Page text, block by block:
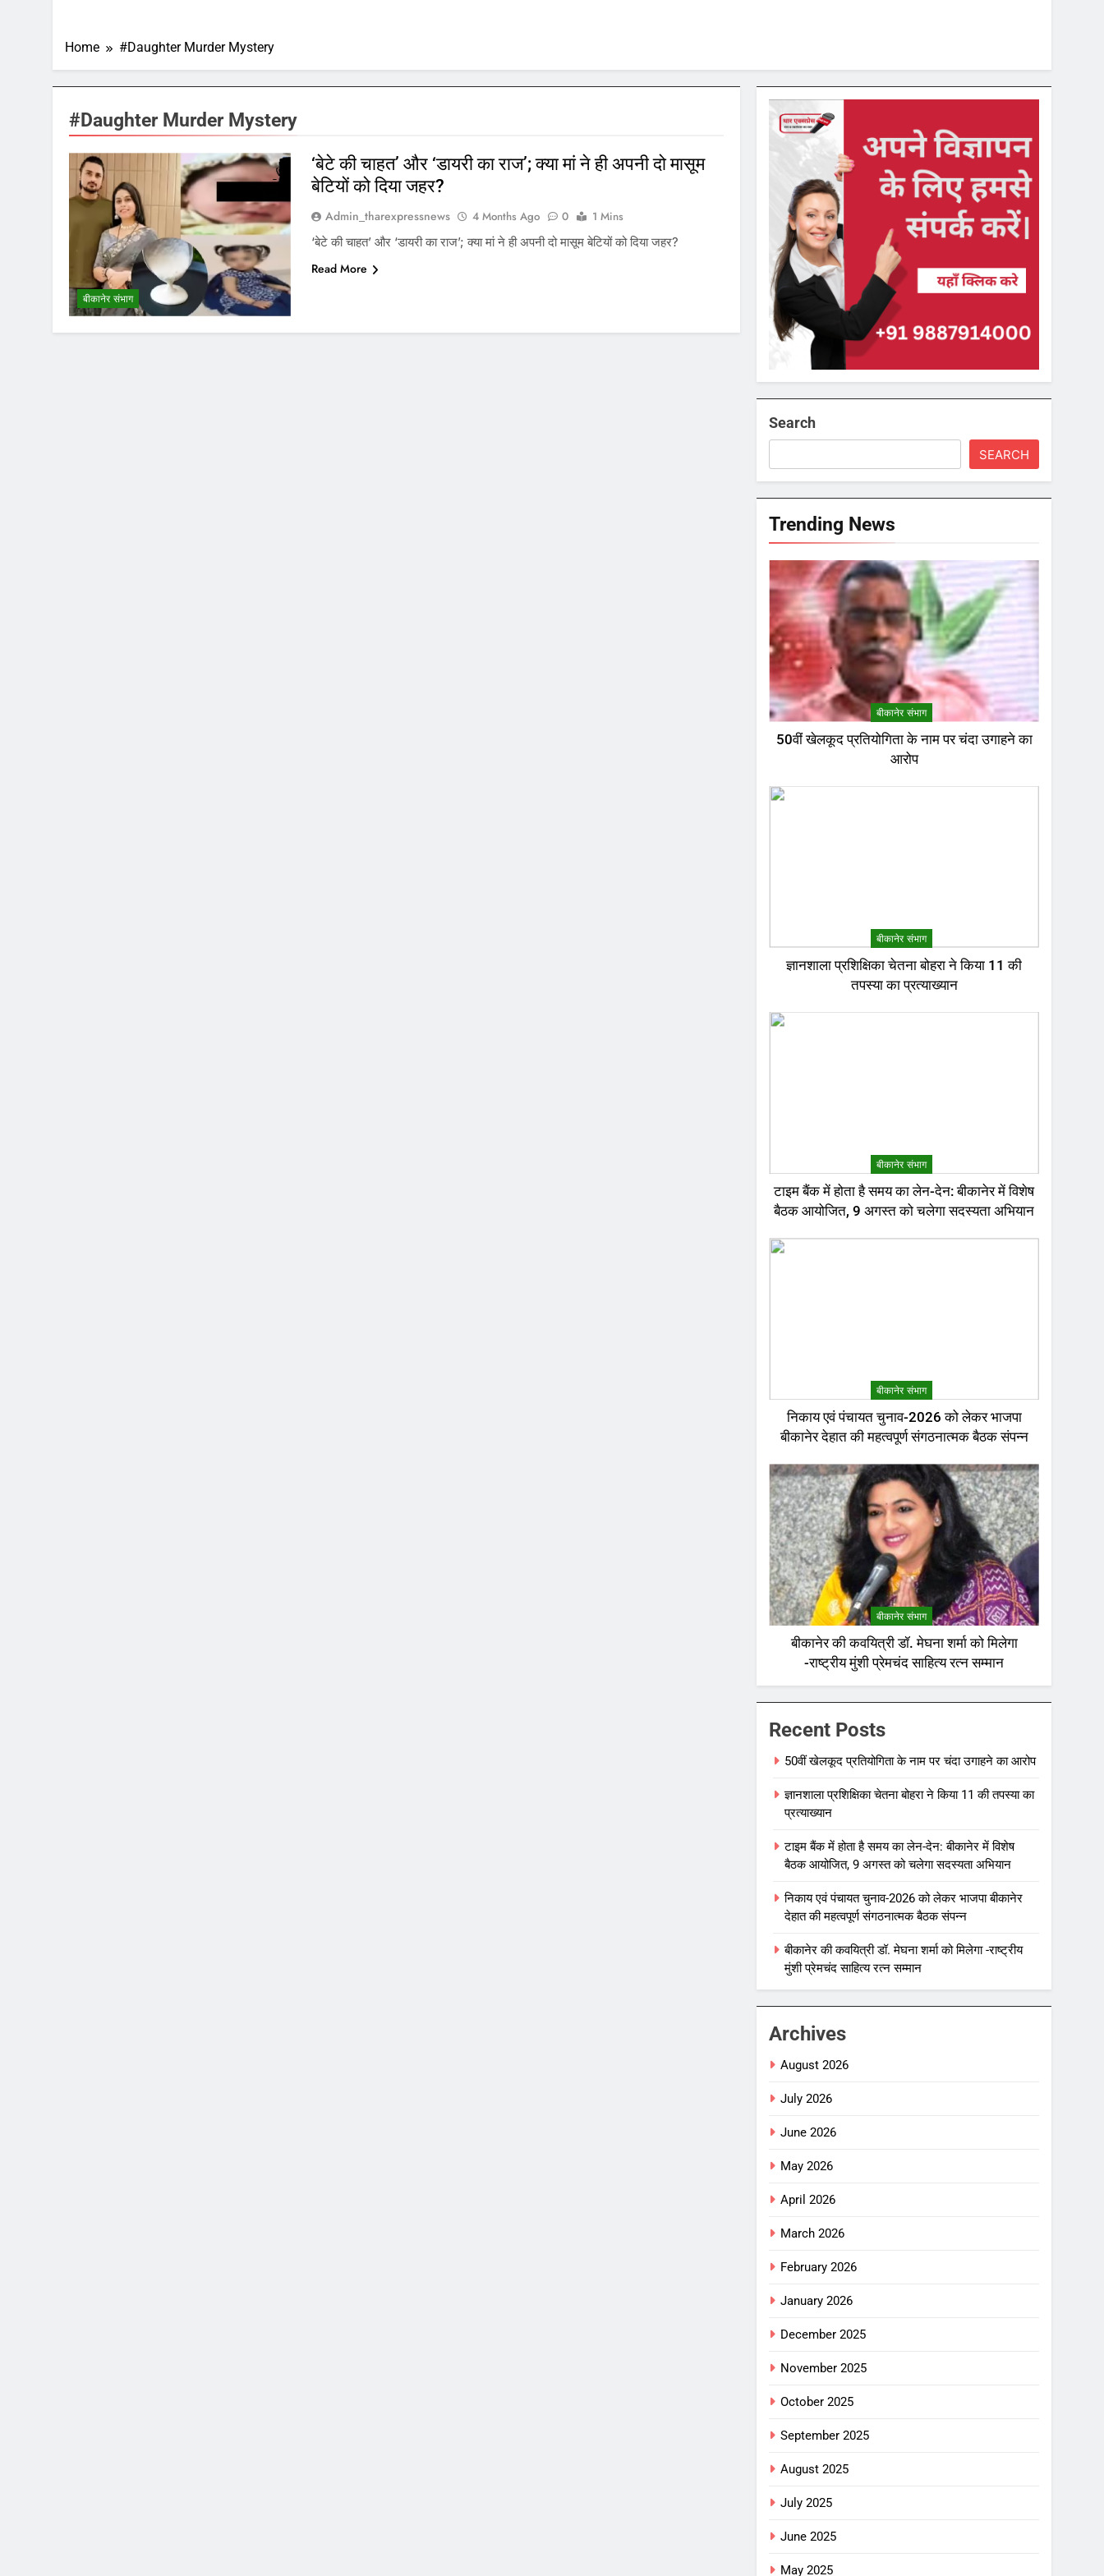
Home #Daughter Murder Mystery
#Daughter Murder Mystery
बीकानेर संभाग
‘बेटे की चाहत’ और ‘डायरी का राज’; क्या मां ने ही अपनी दो मासूम
बेटियों को दिया जहर?
Admin_tharexpressnews 4 Months Ago 0
1 Mins
‘बेटे की चाहत’ और ‘डायरी का राज’; क्या मां ने ही अपनी दो मासूम बेटियों को दिया जहर?
Read More
Search
SEARCH
Trending News
बीकानेर संभाग
50वीं खेलकूद प्रतियोगिता के नाम पर चंदा उगाहने का
आरोप
बीकानेर संभाग
ज्ञानशाला प्रशिक्षिका चेतना बोहरा ने किया 11 की
तपस्या का प्रत्याख्यान
बीकानेर संभाग
टाइम बैंक में होता है समय का लेन-देन: बीकानेर में विशेष
बैठक आयोजित, 9 अगस्त को चलेगा सदस्यता अभियान
बीकानेर संभाग
निकाय एवं पंचायत चुनाव-2026 को लेकर भाजपा
बीकानेर देहात की महत्वपूर्ण संगठनात्मक बैठक संपन्न
बीकानेर संभाग
बीकानेर की कवयित्री डॉ. मेघना शर्मा को मिलेगा
-राष्ट्रीय मुंशी प्रेमचंद साहित्य रत्न सम्मान
Recent Posts
50वीं खेलकूद प्रतियोगिता के नाम पर चंदा उगाहने का आरोप
ज्ञानशाला प्रशिक्षिका चेतना बोहरा ने किया 11 की तपस्या का
प्रत्याख्यान
टाइम बैंक में होता है समय का लेन-देन: बीकानेर में विशेष
बैठक आयोजित, 9 अगस्त को चलेगा सदस्यता अभियान
निकाय एवं पंचायत चुनाव-2026 को लेकर भाजपा बीकानेर
देहात की महत्वपूर्ण संगठनात्मक बैठक संपन्न
बीकानेर की कवयित्री डॉ. मेघना शर्मा को मिलेगा -राष्ट्रीय
मुंशी प्रेमचंद साहित्य रत्न सम्मान
Archives
August 2026
July 2026
June 2026
May 2026
April 2026
March 2026
February 2026
January 2026
December 2025
November 2025
October 2025
September 2025
August 2025
July 2025
June 2025
May 2025